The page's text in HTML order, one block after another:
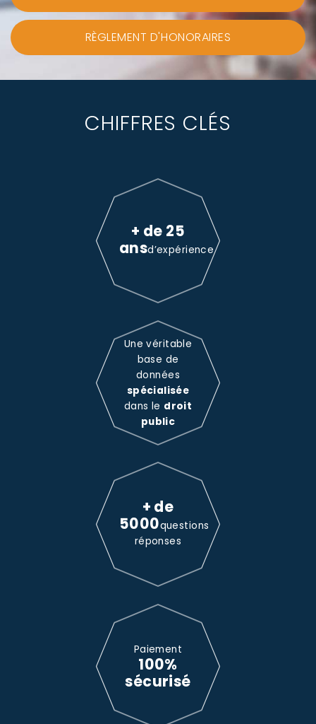
RÈGLEMENT D'HONORAIRES
CHIFFRES CLÉS
+ de 25
ansd’expérience
Une véritable
base de
données
spécialisée
dans le droit
public
+ de
5000questions
réponses
Paiement
100%
sécurisé